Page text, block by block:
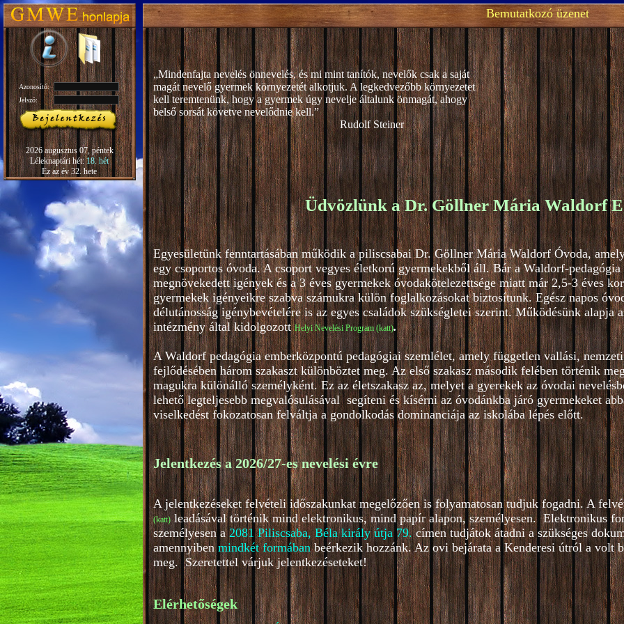
Azonosító:
Jelszó:
2026 augusztus 07, péntek
Léleknaptári hét:18. hét
Ez az év 32. hete
Bemutatkozó üzenet
„Mindenfajta nevelés önnevelés, és mi mint tanítók, nevelők csak a saját
magát nevelő gyermek környezetét alkotjuk. A legkedvezőbb környezetet
kell teremtenünk, hogy a gyermek úgy nevelje általunk önmagát, ahogy
belső sorsát követve nevelődnie kell.”
Rudolf Steiner
Üdvözlünk a Dr. Göllner Mária Waldorf
Egyesületünk fenntartásában működik a piliscsabai Dr. Göllner Mária Waldorf Óvoda,
egy csoportos óvoda. A csoport vegyes életkorú gyermekekből áll. Bár a Waldorf-
megnövekedett igények és a 3 éves gyermekek óvodakötelezettsége miatt már 2,5-3 éves
gyermekek igényeikre szabva számukra külön foglalkozásokat biztosítunk. Egész napos
délutánosság igénybevételére is az egyes családok szükségletei szerint. Működésünk alapja
intézmény által kidolgozottHelyi Nevelési Program (katt).
A Waldorf pedagógia emberközpontú pedagógiai szemlélet, amely független vallási,
fejlődésében három szakaszt különböztet meg. Az első szakasz második felében történik
magukra különálló személyként. Ez az életszakasz az, melyet a gyerekek az óvodai
lehető legteljesebb megvalósulásával segíteni és kísérni az óvodánkba járó gyermekeket
viselkedést fokozatosan felváltja a gondolkodás dominanciája az iskolába lépés előtt.
Jelentkezés a 2026/27-es nevelési évre
A jelentkezéseket felvételi időszakunkat megelőzően is folyamatosan tudjuk fogadni. A
(katt) leadásával történik mind elektronikus, mind papír alapon, személyesen. Elektronikus
személyesen a2081 Piliscsaba, Béla király útja 79.címen tudjátok átadni a szükséges
amennyibenmindkét formábanbeérkezik hozzánk. Az ovi bejárata a Kenderesi útról a
meg. Szeretettel várjuk jelentkezéseteket!
Elérhetőségek